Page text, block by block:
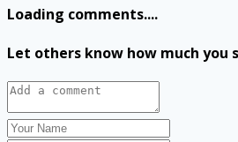
Loading comments....
Let others know how much you